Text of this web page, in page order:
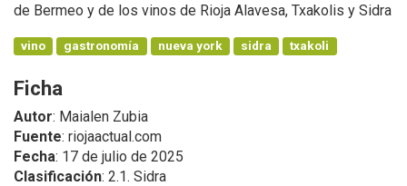
de Bermeo y de los vinos de Rioja Alavesa, Txakolis y Sidra
vino gastronomía nueva york sidra txakoli
Ficha
Autor: Maialen Zubia
Fuente: riojaactual.com
Fecha: 17 de julio de 2025
Clasificación: 2.1. Sidra